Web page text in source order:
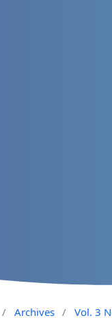
/ Archives / Vol. 3